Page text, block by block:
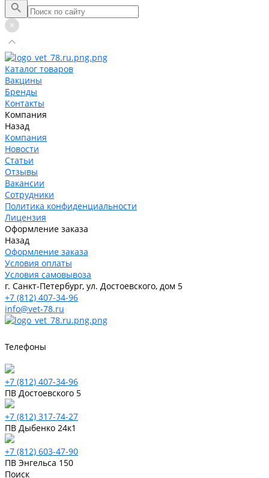
Каталог товаров
Вакцины
Бренды
Контакты
Компания
Назад
Компания
Новости
Статьи
Отзывы
Вакансии
Сотрудники
Политика конфиденциальности
Лицензия
Оформление заказа
Назад
Оформление заказа
Условия оплаты
Условия самовывоза
г. Санкт-Петербург, ул. Достоевского, дом 5
+7 (812) 407-34-96
info@vet-78.ru
Телефоны
+7 (812) 407-34-96
ПВ Достоевского 5
+7 (812) 317-74-27
ПВ Дыбенко 24к1
+7 (812) 603-47-90
ПВ Энгельса 150
Поиск